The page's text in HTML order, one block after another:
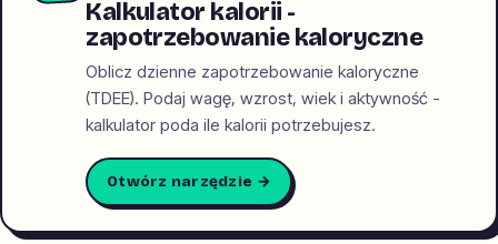
Kalkulator kalorii -
zapotrzebowanie kaloryczne
Oblicz dzienne zapotrzebowanie kaloryczne
(TDEE). Podaj wagę, wzrost, wiek i aktywność -
kalkulator poda ile kalorii potrzebujesz.
Otwórz narzędzie →